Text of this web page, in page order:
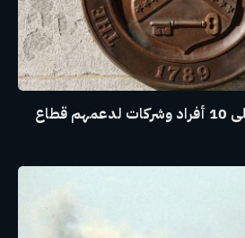
أمريكا تفرض عقوبات على 10 أفراد وشركات لدعمهم قطاع